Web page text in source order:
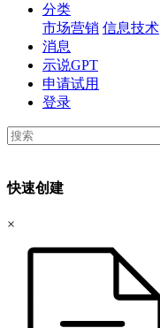
分类
市场营销 信息技术
消息
示说GPT
申请试用
登录
快速创建
×